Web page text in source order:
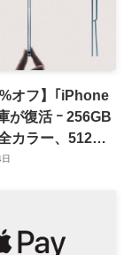
オフ】｢iPhone
が復活 ｰ 256GB
カラー、512GB
ワイト以外が在